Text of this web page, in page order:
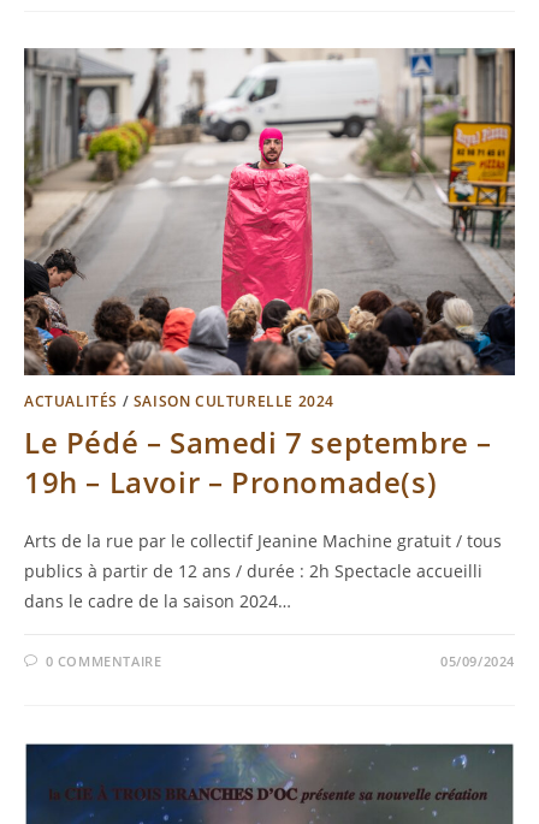
ACTUALITÉS / SAISON CULTURELLE 2024
Le Pédé – Samedi 7 septembre –
19h – Lavoir – Pronomade(s)
Arts de la rue par le collectif Jeanine Machine gratuit / tous
publics à partir de 12 ans / durée : 2h Spectacle accueilli
dans le cadre de la saison 2024…
0 COMMENTAIRE 05/09/2024